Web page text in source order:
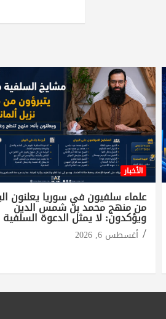
الأخبار
علماء سلفيون في سوريا يعلنون
من منهج محمد بن شمس الدين
ويؤكدون: لا يمثل الدعوة السلفية
أغسطس 6, 2026